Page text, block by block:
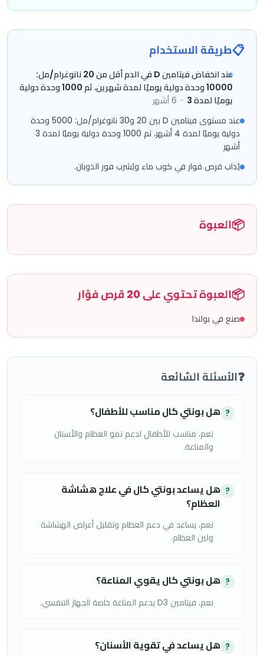
📋طريقة الاستخدام
عند انخفاض فيتامين D في الدم أقل من 20 نانوغرام/مل:
10000 وحدة دولية يوميًا لمدة شهرين، ثم 1000 وحدة دولية
يوميًا لمدة 3
– 6 أشهر
عند مستوى فيتامين D بين 20 و30 نانوغرام/مل: 5000 وحدة
دولية يوميًا لمدة 4 أشهر، ثم 1000 وحدة دولية يوميًا لمدة 3
أشهر
يُذاب قرص فوار في كوب ماء ويُشرب فور الذوبان.
📦العبوة
📦العبوة تحتوي على 20 قرص فوّار
صنع في بولندا
❓الأسئلة الشائعة
? هل بونتي كال مناسب للأطفال؟
نعم، مناسب للأطفال لدعم نمو العظام والأسنان
والمناعة.
? هل يساعد بونتي كال في علاج هشاشة
العظام؟
نعم، يساعد في دعم العظام وتقليل أعراض الهشاشة
ولين العظام.
? هل بونتي كال يقوي المناعة؟
نعم، فيتامين D3 يدعم المناعة خاصة الجهاز التنفسي.
? هل يساعد في تقوية الأسنان؟